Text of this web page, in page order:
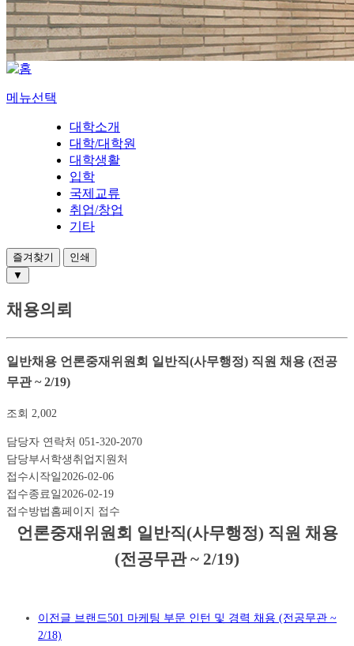
메뉴선택
대학소개
대학/대학원
대학생활
입학
국제교류
취업/창업
기타
즐겨찾기
인쇄
▼
채용의뢰
일반채용 언론중재위원회 일반직(사무행정) 직원 채용 (전공
무관 ~ 2/19)
조회 2,002
담당자 연락처 051-320-2070
담당부서 학생취업지원처
접수시작일2026-02-06
접수종료일2026-02-19
접수방법 홈페이지 접수
언론중재위원회 일반직(사무행정) 직원 채용
(전공무관 ~ 2/19)
이전글 브랜드501 마케팅 부문 인턴 및 경력 채용 (전공무관 ~
2/18)